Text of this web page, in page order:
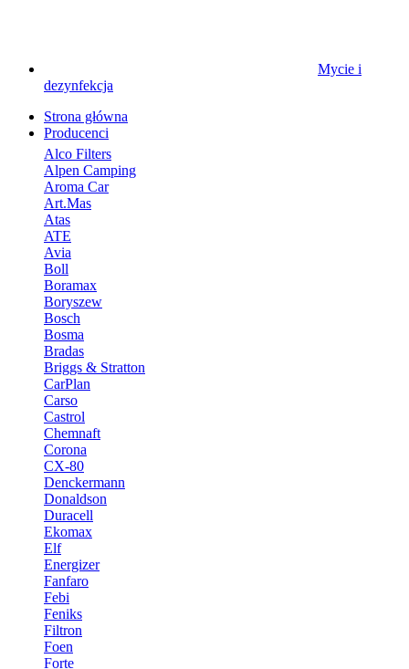
Mycie i
dezynfekcja
Strona główna
Producenci
Alco Filters
Alpen Camping
Aroma Car
Art.Mas
Atas
ATE
Avia
Boll
Boramax
Boryszew
Bosch
Bosma
Bradas
Briggs & Stratton
CarPlan
Carso
Castrol
Chemnaft
Corona
CX-80
Denckermann
Donaldson
Duracell
Ekomax
Elf
Energizer
Fanfaro
Febi
Feniks
Filtron
Foen
Forte